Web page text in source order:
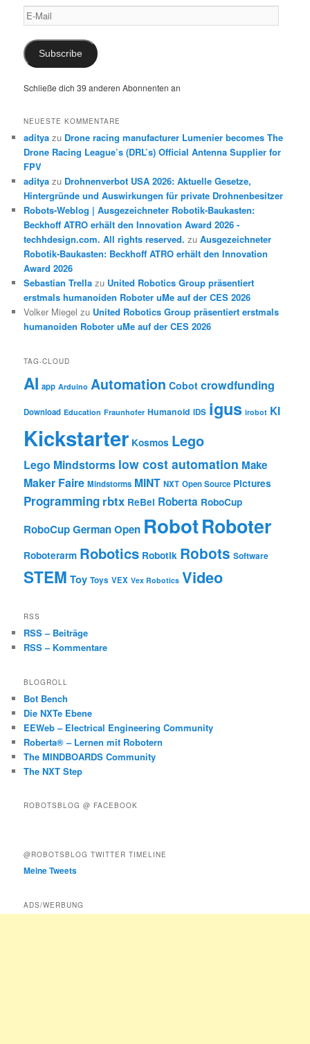
E-
Mail
Subscribe
Schließe dich 39 anderen Abonnenten an
NEUESTE KOMMENTARE
aditya zu Drone racing manufacturer Lumenier becomes The
Drone Racing League’s (DRL’s) Official Antenna Supplier for
FPV
aditya zu Drohnenverbot USA 2026: Aktuelle Gesetze,
Hintergründe und Auswirkungen für private Drohnenbesitzer
Robots-Weblog | Ausgezeichneter Robotik-Baukasten:
Beckhoff ATRO erhält den Innovation Award 2026 -
techhdesign.com. All rights reserved. zuAusgezeichneter
Robotik-Baukasten: Beckhoff ATRO erhält den Innovation
Award 2026
Sebastian Trella zu United Robotics Group präsentiert
erstmals humanoiden Roboter uMe auf der CES 2026
Volker Miegel zu United Robotics Group präsentiert erstmals
humanoiden Roboter uMe auf der CES 2026
TAG-CLOUD
AI app Arduino Automation Cobot crowdfunding
Download Education Fraunhofer Humanoid IDS igus irobot KI
Kickstarter Kosmos Lego
Lego Mindstorms low cost automation Make
Maker Faire Mindstorms MINT NXT Open Source Pictures
Programming rbtx ReBel Roberta RoboCup
RoboCup German Open RobotRoboter
Roboterarm Robotics Robotik Robots Software
STEM Toy Toys VEX Vex Robotics Video
RSS
RSS – Beiträge
RSS – Kommentare
BLOGROLL
Bot Bench
Die NXTe Ebene
EEWeb – Electrical Engineering Community
Roberta® – Lernen mit Robotern
The MINDBOARDS Community
The NXT Step
ROBOTSBLOG @ FACEBOOK
@ROBOTSBLOG TWITTER TIMELINE
Meine Tweets
ADS/WERBUNG